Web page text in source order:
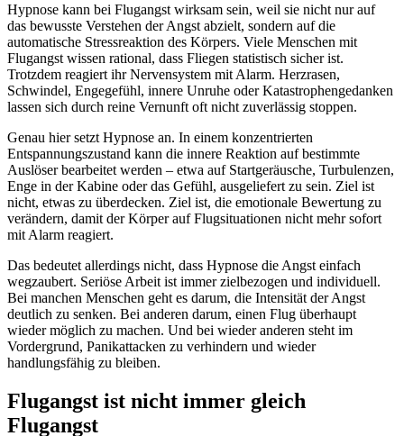
Hypnose kann bei Flugangst wirksam sein, weil sie nicht nur auf
das bewusste Verstehen der Angst abzielt, sondern auf die
automatische Stressreaktion des Körpers. Viele Menschen mit
Flugangst wissen rational, dass Fliegen statistisch sicher ist.
Trotzdem reagiert ihr Nervensystem mit Alarm. Herzrasen,
Schwindel, Engegefühl, innere Unruhe oder Katastrophengedanken
lassen sich durch reine Vernunft oft nicht zuverlässig stoppen.
Genau hier setzt Hypnose an. In einem konzentrierten
Entspannungszustand kann die innere Reaktion auf bestimmte
Auslöser bearbeitet werden – etwa auf Startgeräusche, Turbulenzen,
Enge in der Kabine oder das Gefühl, ausgeliefert zu sein. Ziel ist
nicht, etwas zu überdecken. Ziel ist, die emotionale Bewertung zu
verändern, damit der Körper auf Flugsituationen nicht mehr sofort
mit Alarm reagiert.
Das bedeutet allerdings nicht, dass Hypnose die Angst einfach
wegzaubert. Seriöse Arbeit ist immer zielbezogen und individuell.
Bei manchen Menschen geht es darum, die Intensität der Angst
deutlich zu senken. Bei anderen darum, einen Flug überhaupt
wieder möglich zu machen. Und bei wieder anderen steht im
Vordergrund, Panikattacken zu verhindern und wieder
handlungsfähig zu bleiben.
Flugangst ist nicht immer gleich
Flugangst